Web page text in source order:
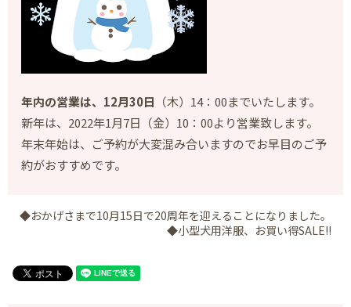
年内の営業は、12月30日 （木）14：00までいたします。
新年は、2022年1月7日（金）10：00より営業致します。
年末年始は、ご予約が大変混み合いますのでお早目のご予
約がおすすめです。
◆おかげさまで10月15日で20周年を迎えることになりました。
◆小型犬用洋服、お買い得SALE!!